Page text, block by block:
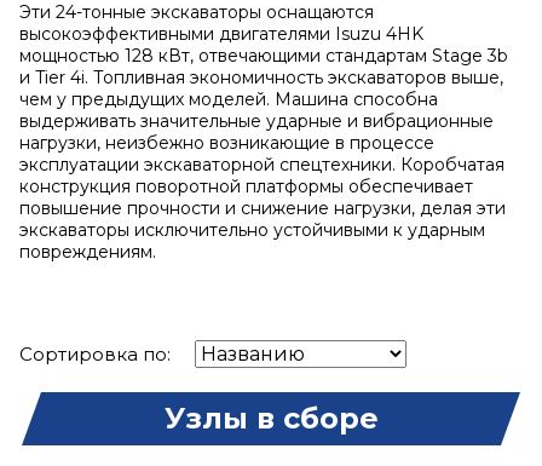
Эти 24-тонные экскаваторы оснащаются
высокоэффективными двигателями Isuzu 4HK
мощностью 128 кВт, отвечающими стандартам Stage 3b
и Tier 4i. Топливная экономичность экскаваторов выше,
чем у предыдущих моделей. Машина способна
выдерживать значительные ударные и вибрационные
нагрузки, неизбежно возникающие в процессе
эксплуатации экскаваторной спецтехники. Коробчатая
конструкция поворотной платформы обеспечивает
повышение прочности и снижение нагрузки, делая эти
экскаваторы исключительно устойчивыми к ударным
повреждениям.
Сортировка по:
Узлы в сборе